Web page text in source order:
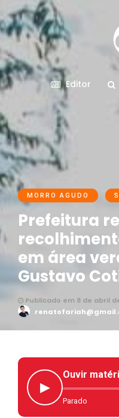
Editor
MORRO AGUDO
Prefeitura
em área
Gustavo
Publicado em 8 de abril
▶
Ouvir
Parado